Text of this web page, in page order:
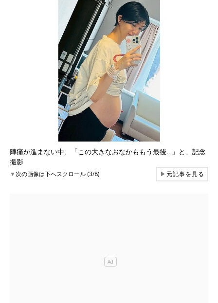
陣痛が進まない中、「この大きなおなかももう最後…」と、記念
撮影
▼次の画像は下へスクロール (3/8) ▶元記事を見る